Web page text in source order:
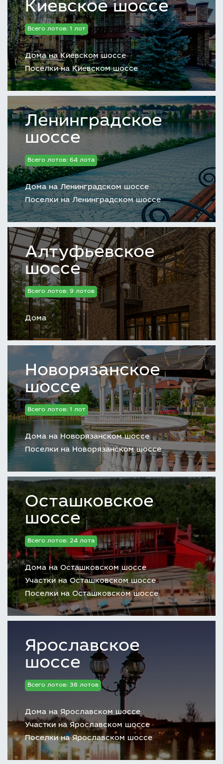
Киевское шоссе
Всего лотов: 1 лот
Дома на Киевском шоссе
Поселки на Киевском шоссе
Ленинградское
шоссе
Всего лотов: 64 лота
Дома на Ленинградском шоссе
Поселки на Ленинградском шоссе
Алтуфьевское
шоссе
Всего лотов: 9 лотов
Дома
Новорязанское
шоссе
Всего лотов: 1 лот
Дома на Новорязанском шоссе
Поселки на Новорязанском шоссе
Осташковское
шоссе
Всего лотов: 24 лота
Дома на Осташковском шоссе
Участки на Осташковском шоссе
Поселки на Осташковском шоссе
Ярославское
шоссе
Всего лотов: 38 лотов
Дома на Ярославском шоссе
Участки на Ярославском шоссе
Поселки на Ярославском шоссе